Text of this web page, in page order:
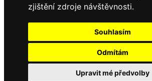
zjištění zdroje návštěvnosti.
Souhlasím
Odmítám
Upravit mé předvolby